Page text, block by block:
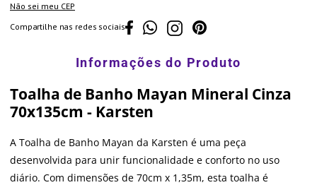
Não sei meu CEP
Compartilhe nas redes sociais
Toalha de Banho Mayan Mineral Cinza
70x135cm - Karsten
A Toalha de Banho Mayan da Karsten é uma peça
desenvolvida para unir funcionalidade e conforto no uso
diário. Com dimensões de 70cm x 1,35m, esta toalha é